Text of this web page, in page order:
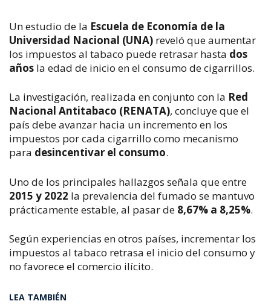
Un estudio de la Escuela de Economía de la
Universidad Nacional (UNA) reveló que aumentar
los impuestos al tabaco puede retrasar hasta dos
años la edad de inicio en el consumo de cigarrillos.
La investigación, realizada en conjunto con la Red
Nacional Antitabaco (RENATA), concluye que el
país debe avanzar hacia un incremento en los
impuestos por cada cigarrillo como mecanismo
para desincentivar el consumo.
2015 y 2022 la prevalencia del fumado se mantuvo
prácticamente estable, al pasar de 8,67% a 8,25%.
Según experiencias en otros países, incrementar los
impuestos al tabaco retrasa el inicio del consumo y
no favorece el comercio ilícito.
LEA TAMBIÉN